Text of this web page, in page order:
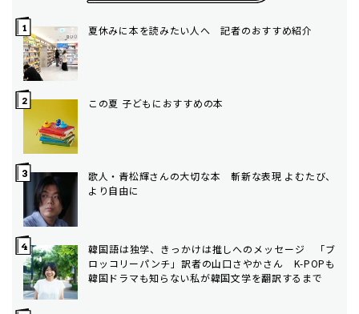
夏休みに本を読みたい人へ 記者のおすすめ紹介
この夏 子どもにおすすめの本
歌人・青松輝さんの大切な本 斬新な表現 よむたび、
より自由に
韓国語は独学、きっかけは推しへのメッセージ 「ブ
ロッコリーパンチ」訳者の山口さやかさん K-POPも
韓国ドラマも知らない私が韓国文学を翻訳するまで